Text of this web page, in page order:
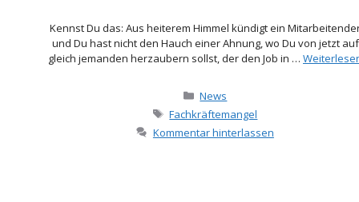
Kennst Du das: Aus heiterem Himmel kündigt ein
und Du hast nicht den Hauch einer Ahnung, wo Du von jetzt auf
gleich jemanden herzaubern sollst, der den Job in …
Kategorien
News
Schlagwörter
Fachkräftemangel
Kommentar hinterlassen